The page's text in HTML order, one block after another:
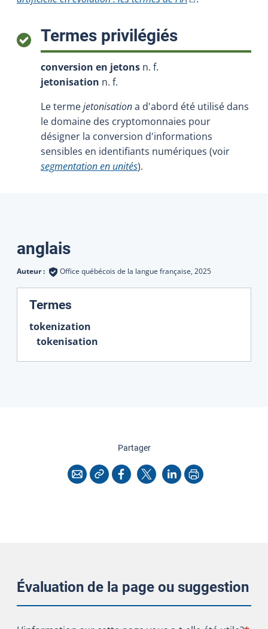
Termes privilégiés:
conversion en jetons n. f.
jetonisation n. f.
Le termejetonisationa d'abord été utilisé dans
le domaine des cryptomonnaies pour
désigner la conversion d'informations
sensibles en identifiants numériques (voir
segmentation en unités).
Traductions
anglais
Auteur : Office québécois de la langue française, 2025
Termes
tokenization
tokenisation
Partagercette page
CourrielCopier l'adresse
Facebook
X LinkedInImprimer
Évaluation de la page ou suggestion